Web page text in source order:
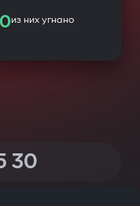
0из них угнано
30